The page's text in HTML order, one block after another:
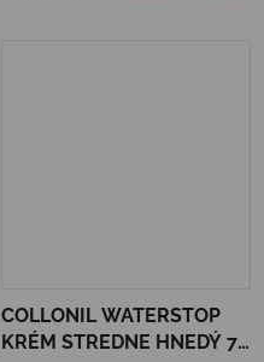
COLLONIL WATERSTOP
KRÉM STREDNE HNEDÝ 75